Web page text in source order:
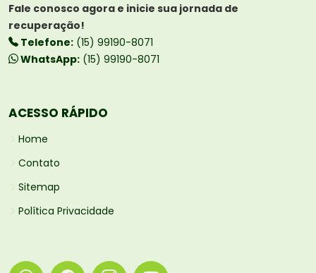
Fale conosco agora e inicie sua jornada de
recuperação!
Telefone: (15) 99190-8071
WhatsApp: (15) 99190-8071
ACESSO RÁPIDO
Home
Contato
Sitemap
Política Privacidade